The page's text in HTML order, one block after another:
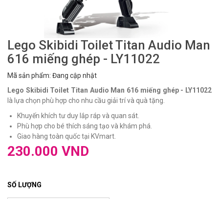
Lego Skibidi Toilet Titan Audio Man
616 miếng ghép - LY11022
Mã sản phẩm: Đang cập nhật
Lego Skibidi Toilet Titan Audio Man 616 miếng ghép - LY11022
là lựa chọn phù hợp cho nhu cầu giải trí và quà tặng.
Khuyến khích tư duy lắp ráp và quan sát.
Phù hợp cho bé thích sáng tạo và khám phá.
Giao hàng toàn quốc tại KVmart.
230.000 VND
SỐ LƯỢNG